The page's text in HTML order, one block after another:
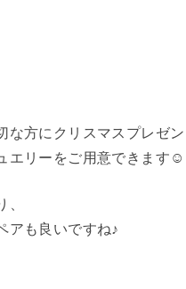
方にクリスマスプレゼ
エリーをご用意できます☺️
アも良いですね♪